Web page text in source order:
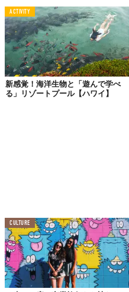
ACTIVITY
新感覚！海洋生物と「遊んで学べ
る」リゾートプール【ハワイ】
CULTURE